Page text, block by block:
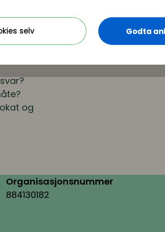
selv Godta
i
nok?
ikke
og
Organisasjonsnummer
884130182